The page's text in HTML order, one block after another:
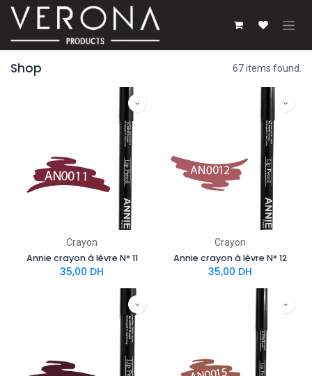
Se rendre au contenu
Shop 67 items found.
Crayon
Annie crayon à lèvre N° 11
35,00 DH
Crayon
Annie crayon à lèvre N° 12
35,00 DH